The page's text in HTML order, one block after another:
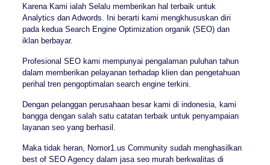
Karena Kami ialah Selalu memberikan hal terbaik untuk
Analytics dan Adwords. Ini berarti kami mengkhususkan diri
pada kedua Search Engine Optimization organik (SEO) dan
iklan berbayar.
Profesional SEO kami mempunyai pengalaman puluhan tahun
dalam memberikan pelayanan terhadap klien dan pengetahuan
perihal tren pengoptimalan search engine terkini.
Dengan pelanggan perusahaan besar kami di indonesia, kami
bangga dengan salah satu catatan terbaik untuk penyampaian
layanan seo yang berhasil.
Maka tidak heran, Nomor1.us Community sudah menghasilkan
best of SEO Agency dalam jasa seo murah berkwalitas di